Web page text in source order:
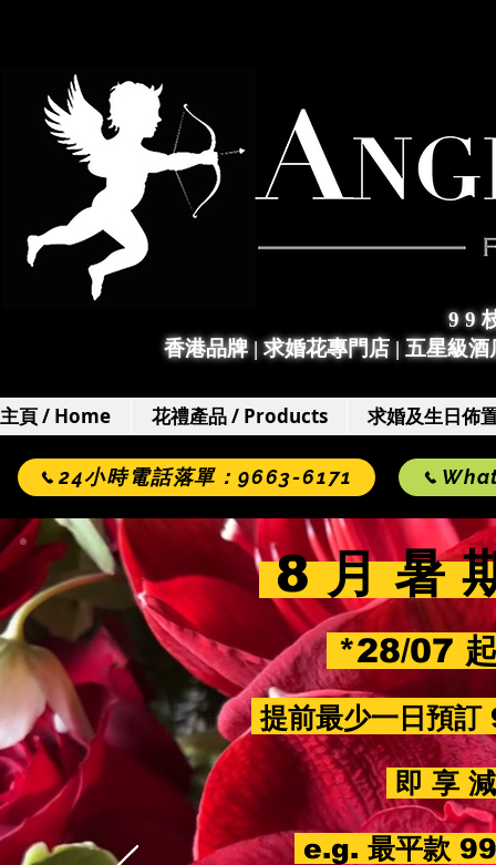
9 9
香港品牌 | 求婚花專門店| 五星級
主頁 / Home 花禮產品 / Products 求婚及生日佈
24小時電話落單：9663-6171
8 月 暑
*28/07
提前最少一日預
即 享
e.g. 最平款